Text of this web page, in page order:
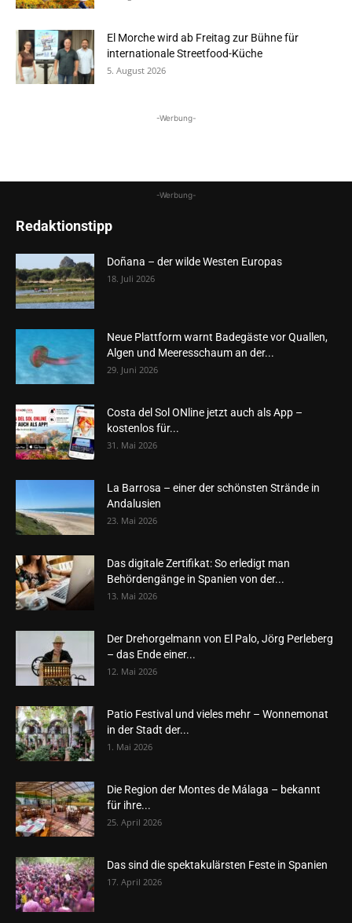
El Morche wird ab Freitag zur Bühne für
internationale Streetfood-Küche
5. August 2026
-Werbung-
-Werbung-
Redaktionstipp
Doñana – der wilde Westen Europas
18. Juli 2026
Neue Plattform warnt Badegäste vor Quallen,
Algen und Meeresschaum an der...
29. Juni 2026
Costa del Sol ONline jetzt auch als App –
kostenlos für...
31. Mai 2026
La Barrosa – einer der schönsten Strände in
Andalusien
23. Mai 2026
Das digitale Zertifikat: So erledigt man
Behördengänge in Spanien von der...
13. Mai 2026
Der Drehorgelmann von El Palo, Jörg Perleberg
– das Ende einer...
12. Mai 2026
Patio Festival und vieles mehr – Wonnemonat
in der Stadt der...
1. Mai 2026
Die Region der Montes de Málaga – bekannt
für ihre...
25. April 2026
Das sind die spektakulärsten Feste in Spanien
17. April 2026